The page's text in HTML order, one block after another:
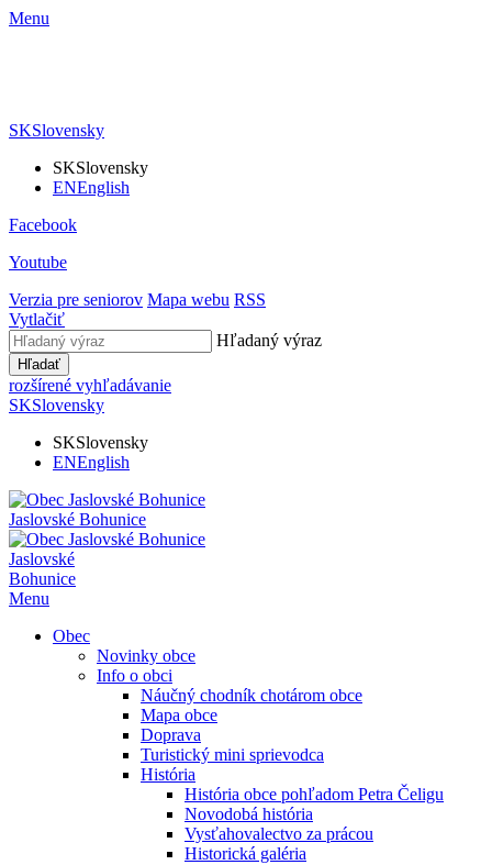
Menu
SKSlovensky
SKSlovensky
ENEnglish
Facebook
Youtube
Verzia pre seniorov Mapa webu RSS
Vytlačiť
Hľadaný výraz
Hľadať
rozšírené vyhľadávanie
SKSlovensky
SKSlovensky
ENEnglish
Jaslovské Bohunice
Jaslovské
Bohunice
Menu
Obec
Novinky obce
Info o obci
Náučný chodník chotárom obce
Mapa obce
Doprava
Turistický mini sprievodca
História
História obce pohľadom Petra Čeligu
Novodobá história
Vysťahovalectvo za prácou
Historická galéria